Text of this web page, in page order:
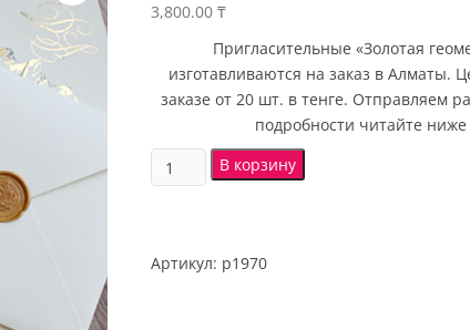
3,800.00 ₸
Пригласительные «Золотая
изготавливаются на заказ в Алматы.
заказе от 20 шт. в тенге. Отправляем
подробности читайте
В корзину
Артикул: p1970